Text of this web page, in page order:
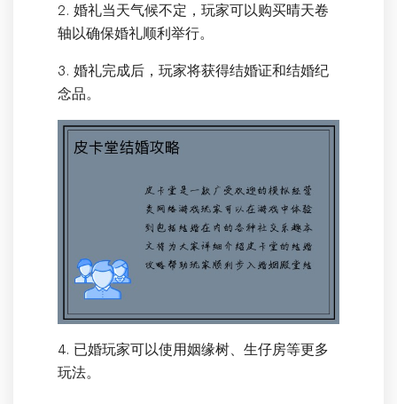
2. 婚礼当天气候不定，玩家可以购买晴天卷
轴以确保婚礼顺利举行。
3. 婚礼完成后，玩家将获得结婚证和结婚纪
念品。
4. 已婚玩家可以使用姻缘树、生仔房等更多
玩法。